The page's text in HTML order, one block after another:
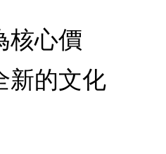
核心價
新的文化